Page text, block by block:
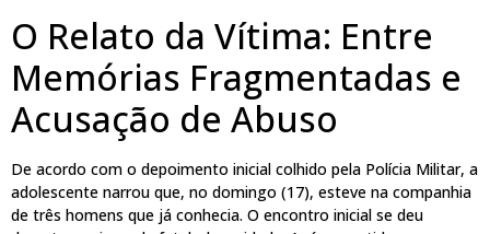
O Relato da Vítima: Entre
Memórias Fragmentadas e
Acusação de Abuso
De acordo com o depoimento inicial colhido pela Polícia Militar, a
adolescente narrou que, no domingo (17), esteve na companhia
de três homens que já conhecia. O encontro inicial se deu